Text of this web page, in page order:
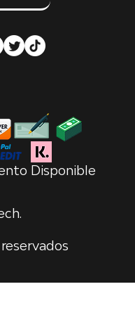
Disponible